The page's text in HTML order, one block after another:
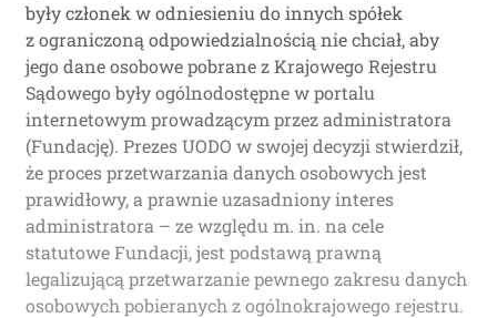
były członek w odniesieniu do innych spółek
z ograniczoną odpowiedzialnością nie chciał, aby
jego dane osobowe pobrane z Krajowego Rejestru
Sądowego były ogólnodostępne w portalu
internetowym prowadzącym przez administratora
(Fundację). Prezes UODO w swojej decyzji stwierdził,
że proces przetwarzania danych osobowych jest
prawidłowy, a prawnie uzasadniony interes
administratora – ze względu m. in. na cele
statutowe Fundacji, jest podstawą prawną
legalizującą przetwarzanie pewnego zakresu danych
osobowych pobieranych z ogólnokrajowego rejestru.